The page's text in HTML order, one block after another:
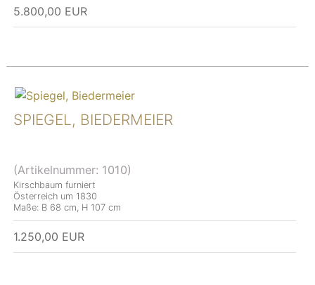
5.800,00 EUR
SPIEGEL, BIEDERMEIER
(Artikelnummer: 1010)
Kirschbaum furniert
Österreich um 1830
Maße: B 68 cm, H 107 cm
1.250,00 EUR